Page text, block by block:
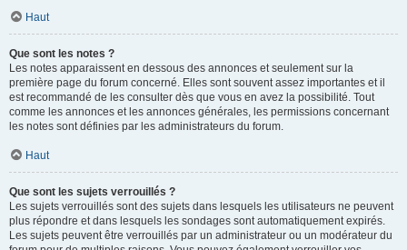
Haut
Que sont les notes ?
Les notes apparaissent en dessous des annonces et seulement sur la
première page du forum concerné. Elles sont souvent assez importantes et il
est recommandé de les consulter dès que vous en avez la possibilité. Tout
comme les annonces et les annonces générales, les permissions concernant
les notes sont définies par les administrateurs du forum.
Haut
Que sont les sujets verrouillés ?
Les sujets verrouillés sont des sujets dans lesquels les utilisateurs ne peuvent
plus répondre et dans lesquels les sondages sont automatiquement expirés.
Les sujets peuvent être verrouillés par un administrateur ou un modérateur du